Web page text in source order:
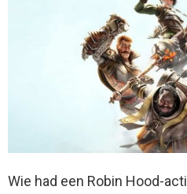
Wie had een Robin Hood-